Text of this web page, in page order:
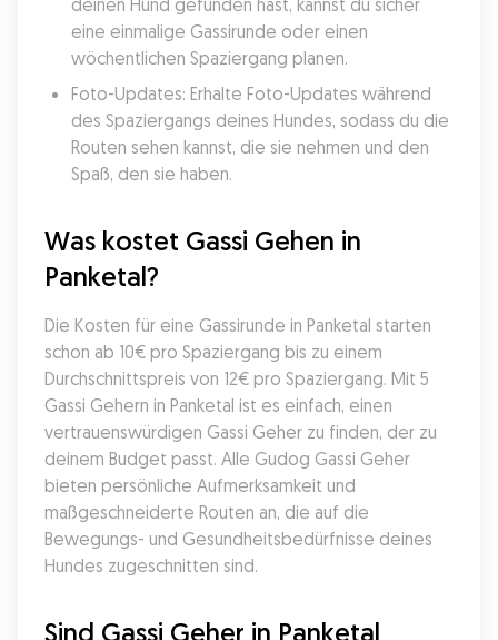
deinen Hund gefunden hast, kannst du sicher
eine einmalige Gassirunde oder einen
wöchentlichen Spaziergang planen.
Foto-Updates: Erhalte Foto-Updates während
des Spaziergangs deines Hundes, sodass du die
Routen sehen kannst, die sie nehmen und den
Spaß, den sie haben.
Was kostet Gassi Gehen in
Panketal?
Die Kosten für eine Gassirunde in Panketal starten
schon ab 10€ pro Spaziergang bis zu einem
Durchschnittspreis von 12€ pro Spaziergang. Mit 5
Gassi Gehern in Panketal ist es einfach, einen
vertrauenswürdigen Gassi Geher zu finden, der zu
deinem Budget passt. Alle Gudog Gassi Geher
bieten persönliche Aufmerksamkeit und
maßgeschneiderte Routen an, die auf die
Bewegungs- und Gesundheitsbedürfnisse deines
Hundes zugeschnitten sind.
Sind Gassi Geher in Panketal